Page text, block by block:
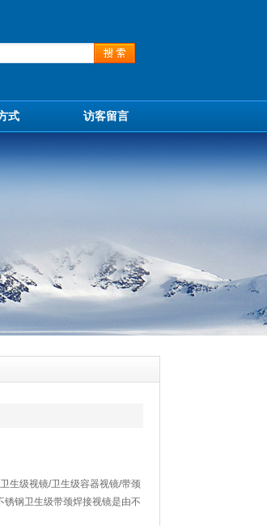
式 访客留言
生级视镜/卫生级容器视镜/带颈
钢卫生级带颈焊接视镜是由不